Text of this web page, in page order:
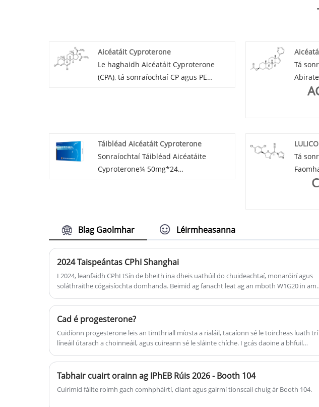
Aicéatáit Cyproterone
Le haghaidh Aicéatáit Cyproterone
(CPA), tá sonraíochtaí CP agus PE
Tá
Táibléad Aicéatáit Cyproterone
Sonraíochtaí Táibléad Aicéatáite
Cyproterone¼ 50mg*24
Tá
Blag Gaolmhar Léirmheasanna
2024 Taispeántas CPhI Shanghai
I 2024, leanfaidh CPhI tSín de bheith ina dheis uathúil do chuideachtaí, monaróirí agus
soláthraithe cógaisíochta domhanda. Beimid ag fanacht leat ag an mboth W1G20 in am
idirghníomhú lena chéile chun a gcomhoibriú gnó agus deiseanna gnó éagsúla a
tuilleadh. Féach leat i Shanghai!
Cad é progesterone?
Cuidíonn progesterone leis an timthriall míosta a rialáil, tacaíonn sé le toircheas luath trí
líneáil útarach a choinneáil, agus cuireann sé le sláinte chíche. I gcás daoine a bhfuil
féidir le progesterone forlíontach a bheith riachtanach.
Tabhair cuairt orainn ag IPhEB Rúis 2026 - Booth 104
Cuirimid fáilte roimh gach comhpháirtí, cliant agus gairmí tionscail chuig ár Booth 104.